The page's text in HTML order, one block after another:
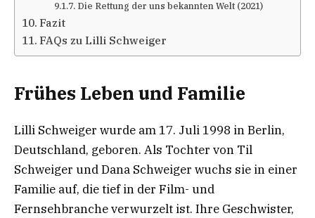
Die Rettung der uns bekannten Welt (2021)
Fazit
FAQs zu Lilli Schweiger
Frühes Leben und Familie
Lilli Schweiger wurde am 17. Juli 1998 in Berlin,
Deutschland, geboren. Als Tochter von Til
Schweiger und Dana Schweiger wuchs sie in einer
Familie auf, die tief in der Film- und
Fernsehbranche verwurzelt ist. Ihre Geschwister,